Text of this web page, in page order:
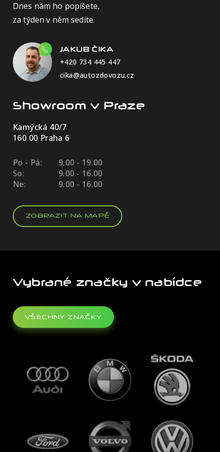
Dnes nám ho popíšete,
za týden v něm sedíte.
JAKUB ČIKA
+420 734 445 447
cika@autozdovozu.cz
Showroom v Praze
Kamýcká 40/7
160 00 Praha 6
Po - Pá:
9.00 - 19.00
So:
9.00 - 16.00
Ne:
9.00 - 16.00
ZOBRAZIT NA MAPĚ
Vybrané značky v nabídce
VŠECHNY ZNAČKY